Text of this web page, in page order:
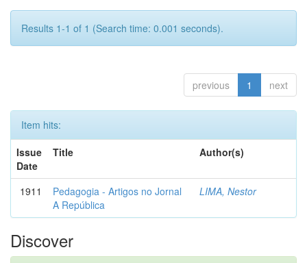
Results 1-1 of 1 (Search time: 0.001 seconds).
previous 1 next
Item hits:
Issue
Date
Title Author(s)
1911
Pedagogia - Artigos no Jornal
A República
LIMA, Nestor
Discover